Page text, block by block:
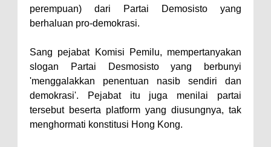
perempuan) dari Partai Demosisto yang
berhaluan pro-demokrasi.
Sang pejabat Komisi Pemilu, mempertanyakan
slogan Partai Desmosisto yang berbunyi
'menggalakkan penentuan nasib sendiri dan
demokrasi'. Pejabat itu juga menilai partai
tersebut beserta platform yang diusungnya, tak
menghormati konstitusi Hong Kong.